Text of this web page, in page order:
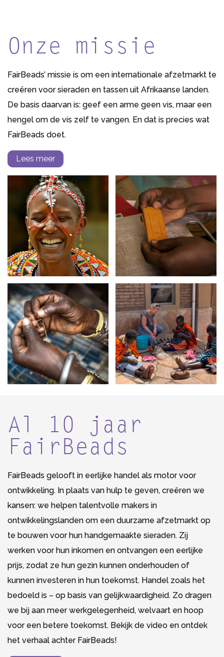
Onze missie
FairBeads’ missie is om een internationale afzetmarkt te
creëren voor sieraden en tassen uit Afrikaanse landen.
De basis daarvan is: geef een arme geen vis, maar een
hengel om de vis zelf te vangen. En dat is precies wat
FairBeads doet.
Lees meer
Al 10 jaar
FairBeads
FairBeads gelooft in eerlijke handel als motor voor
ontwikkeling. In plaats van hulp te geven, creëren we
kansen: we helpen talentvolle makers in
ontwikkelingslanden om een duurzame afzetmarkt op
te bouwen voor hun handgemaakte sieraden. Zij
werken voor hun inkomen en ontvangen een eerlijke
prijs, zodat ze hun gezin kunnen onderhouden of
kunnen investeren in hun toekomst. Handel zoals het
bedoeld is – op basis van gelijkwaardigheid. Zo dragen
we bij aan meer werkgelegenheid, welvaart en hoop
voor een betere toekomst. Bekijk de video en ontdek
het verhaal achter FairBeads!